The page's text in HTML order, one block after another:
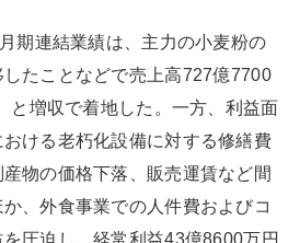
期連結業績は、主力の小麦粉の
たことなどで売上高727億7700
と増収で着地した。一方、利益面
ける老朽化設備に対する修繕費
物の価格下落、販売運賃など間
、外食事業での人件費およびコ